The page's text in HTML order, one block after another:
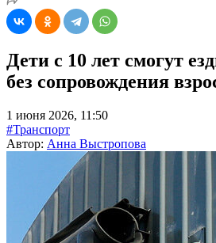
Дети с 10 лет смогут
без сопровождения
1 июня 2026, 11:50
#Транспорт
Автор: Анна Выстропова